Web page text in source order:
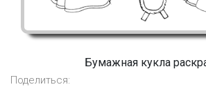
Бумажная кукла
Поделиться: